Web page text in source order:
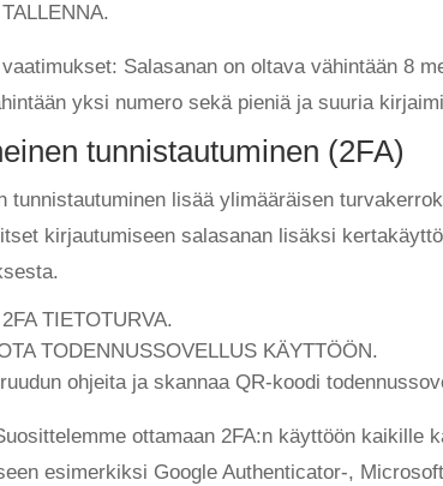
Salasanan on oltava vähintään 8
yksi numero sekä pieniä ja suuria
tunnistautuminen (2FA)
tunnistautuminen lisää ylimääräisen
kirjautumiseen salasanan lisäksi
TIETOTURVA.
TODENNUSSOVELLUS KÄYTTÖÖN.
ohjeita ja skannaa QR-koodi
ottamaan 2FA:n käyttöön kaikille
esimerkiksi Google Authenticator-,